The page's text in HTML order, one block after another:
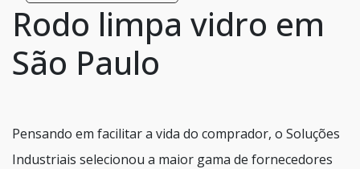
Rodo limpa vidro em
São Paulo
Pensando em facilitar a vida do comprador, o Soluções
Industriais selecionou a maior gama de fornecedores